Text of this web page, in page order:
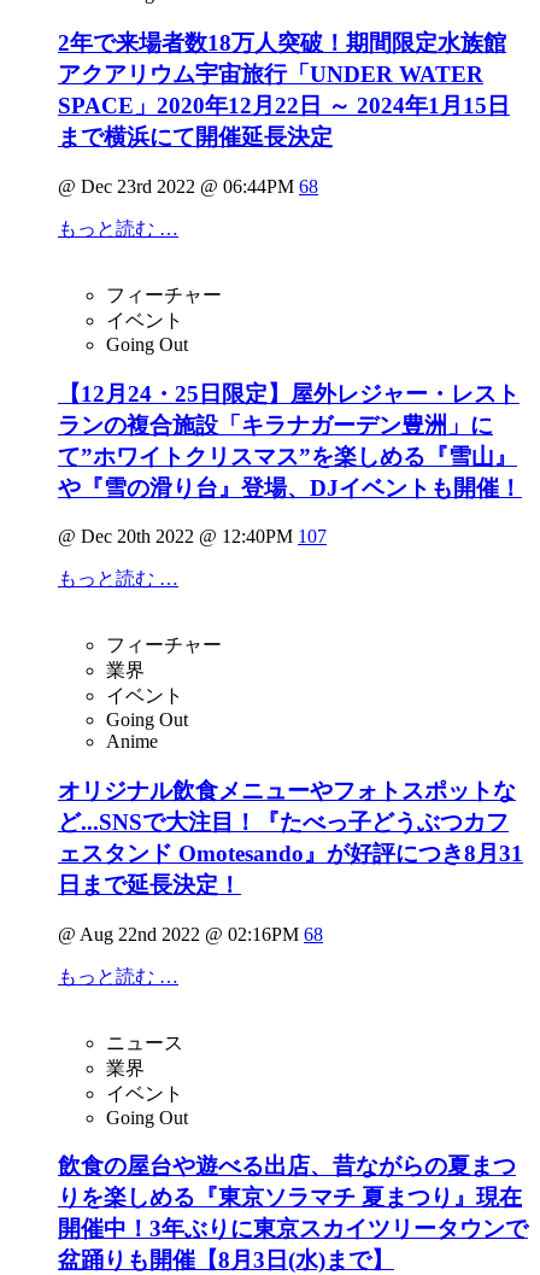
2年で来場者数18万人突破！期間限定水族館
アクアリウム宇宙旅行「UNDER WATER
SPACE」2020年12月22日 ～ 2024年1月15日
まで横浜にて開催延長決定
@ Dec 23rd 2022 @ 06:44PM 68
もっと読む …
フィーチャー
イベント
Going Out
【12月24・25日限定】屋外レジャー・レスト
ランの複合施設「キラナガーデン豊洲」に
て”ホワイトクリスマス”を楽しめる『雪山』
や『雪の滑り台』登場、DJイベントも開催！
@ Dec 20th 2022 @ 12:40PM 107
もっと読む …
フィーチャー
業界
イベント
Going Out
Anime
オリジナル飲食メニューやフォトスポットな
ど...SNSで大注目！『たべっ子どうぶつカフ
ェスタンド Omotesando』が好評につき8月31
日まで延長決定！
@ Aug 22nd 2022 @ 02:16PM 68
もっと読む …
ニュース
業界
イベント
Going Out
飲食の屋台や遊べる出店、昔ながらの夏まつ
りを楽しめる『東京ソラマチ 夏まつり』現在
開催中！3年ぶりに東京スカイツリータウンで
盆踊りも開催【8月3日(水)まで】